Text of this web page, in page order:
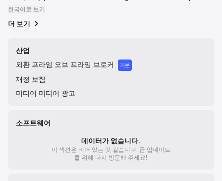
brokerage services and smaller institutional clients, such as
deep, multi-asset liquidity for Forex, CFDs, Bullion, and
latency execution. In addition to liquidity, Instony provides
technology solutions, including White Label platforms, to
help clients launch and operate their own brokerage
services. The company is registered in England and Wales
and operates as an Appointed Representative of an FCA-
regulated firm.
한국어로 보기
더 보기
산업
외환 프라임 오브 프라임 브로커 기본
재정 보험
미디어 미디어 광고
소프트웨어
데이터가 없습니다.
이 섹션은 비어 있는 것 같습니다. 곧 업데이트
를 위해 다시 방문해 주세요!